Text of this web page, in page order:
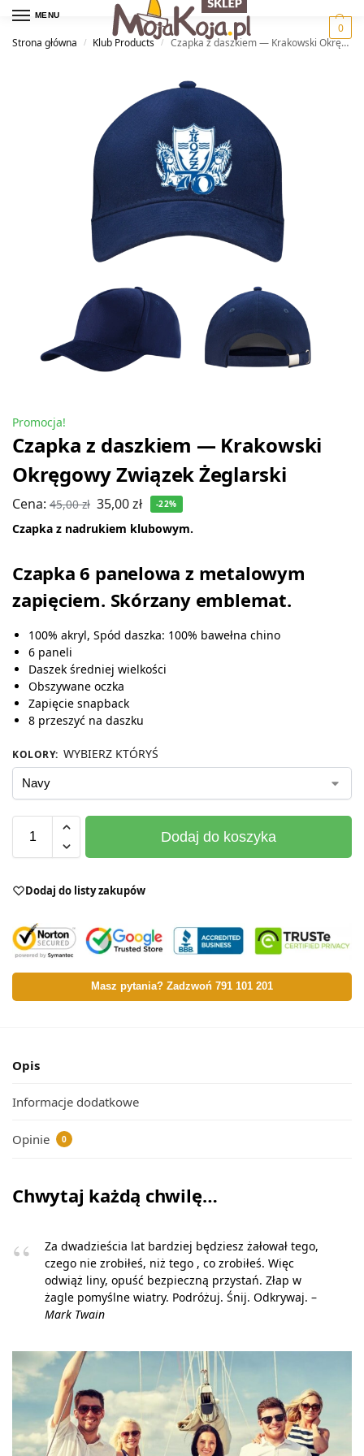
MENU
0
Strona główna
/ Klub Products / Czapka z daszkiem — Krakowski Okręgowy Związek Żeglarski
Promocja!
Czapka z daszkiem — Krakowski
Okręgowy Związek Żeglarski
Cena: 45,00zł 35,00zł -22%
Czapka z nadrukiem klubowym.
Czapka 6 panelowa z metalowym
zapięciem. Skórzany emblemat.
100% akryl, Spód daszka: 100% bawełna chino
6 paneli
Daszek średniej wielkości
Obszywane oczka
Zapięcie snapback
8 przeszyć na daszku
KOLORY: WYBIERZ KTÓRYŚ
Dodaj do koszyka
Dodaj do listy zakupów
Masz pytania? Zadzwoń 791 101 201
Opis
Informacje dodatkowe
Opinie 0
Chwytaj każdą chwilę…
Za dwadzieścia lat bardziej będziesz żałował tego,
czego nie zrobiłeś, niż tego , co zrobiłeś. Więc
odwiąż liny, opuść bezpieczną przystań. Złap w
żagle pomyślne wiatry. Podróżuj. Śnij. Odkrywaj. –
Mark Twain